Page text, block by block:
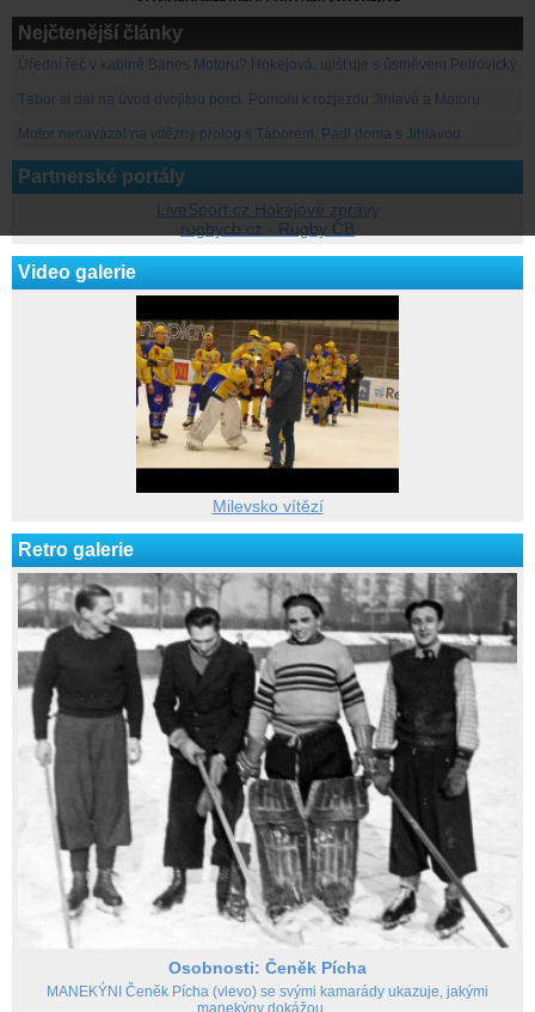
Nejčtenější články
Úřední řeč v kabině Banes Motoru? Hokejová, ujišťuje s úsměvem Petrovický
Tábor si dal na úvod dvojitou porci. Pomohl k rozjezdu Jihlavě a Motoru
Motor nenavázal na vítězný prolog s Táborem. Padl doma s Jihlavou
Partnerské portály
LiveSport.cz Hokejové zprávy
rugbycb.cz - Rugby ČB
Video galerie
Milevsko vítězí
Retro galerie
Osobnosti: Čeněk Pícha
MANEKÝNI Čeněk Pícha (vlevo) se svými kamarády ukazuje, jakými
manekýny dokážou ...